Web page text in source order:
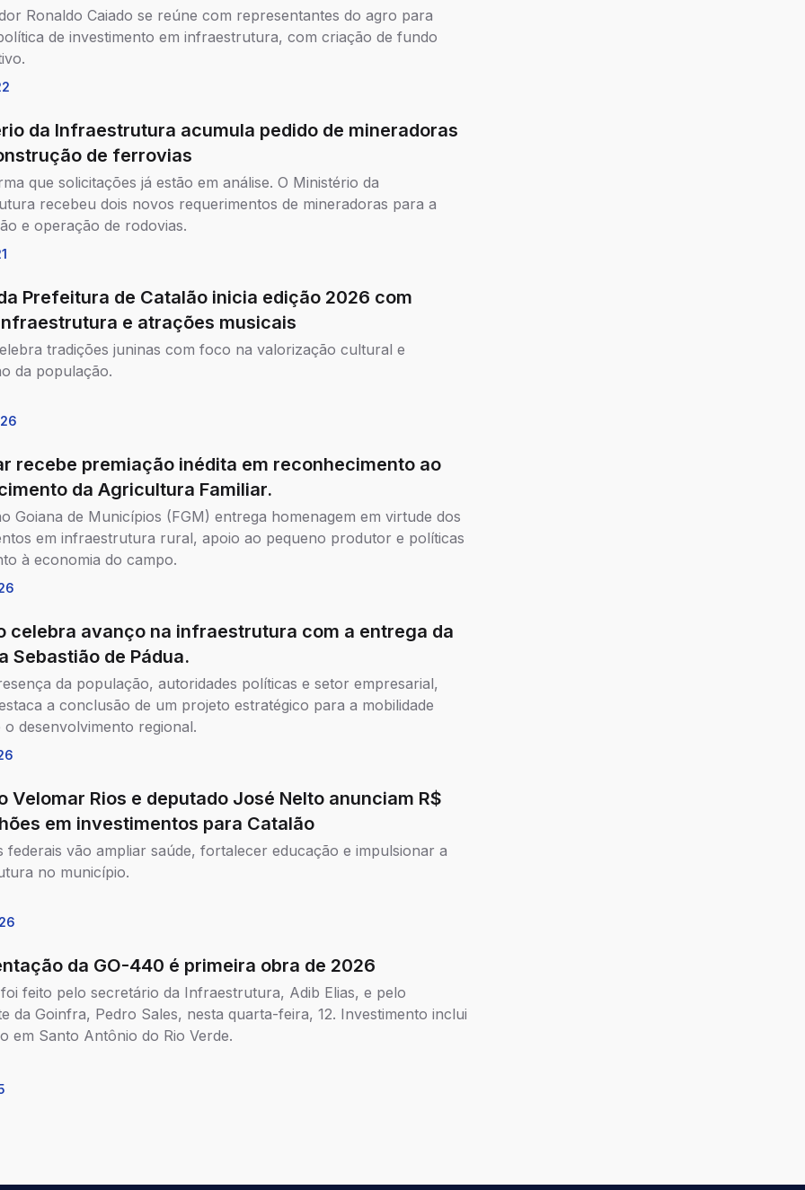
Ronaldo Caiado se reúne com representantes do agro para
de investimento em infraestrutura, com criação de fundo
da Infraestrutura acumula pedido de mineradoras
de ferrovias
que solicitações já estão em análise. O Ministério da
recebeu dois novos requerimentos de mineradoras para a
e operação de rodovias.
Prefeitura de Catalão inicia edição 2026 com
e atrações musicais
tradições juninas com foco na valorização cultural e
da população.
recebe premiação inédita em reconhecimento ao
da Agricultura Familiar.
Goiana de Municípios (FGM) entrega homenagem em virtude dos
em infraestrutura rural, apoio ao pequeno produtor e políticas
à economia do campo.
celebra avanço na infraestrutura com a entrega da
Sebastião de Pádua.
da população, autoridades políticas e setor empresarial,
a conclusão de um projeto estratégico para a mobilidade
o desenvolvimento regional.
Velomar Rios e deputado José Nelto anunciam R$
em investimentos para Catalão
federais vão ampliar saúde, fortalecer educação e impulsionar a
no município.
da GO-440 é primeira obra de 2026
feito pelo secretário da Infraestrutura, Adib Elias, e pelo
da Goinfra, Pedro Sales, nesta quarta-feira, 12. Investimento inclui
em Santo Antônio do Rio Verde.